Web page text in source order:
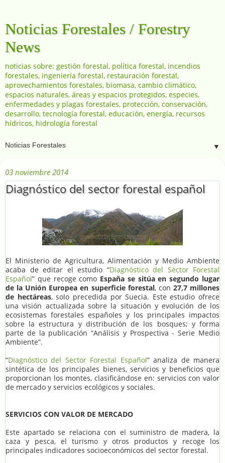
Noticias Forestales / Forestry
News
noticias sobre: gestión forestal, política forestal, incendios
forestales, ingeniería forestal, restauración forestal,
aprovechamientos forestales, biomasa, cambio climático,
espacios naturales, áreas y espacios protegidos, especies,
enfermedades y plagas forestales, protección, conservación,
desarrollo, tecnología forestal, educación, energía, recursos
hídricos, hidrología forestal
▼
03 noviembre 2014
Diagnóstico del sector forestal español
El Ministerio de Agricultura, Alimentación y Medio Ambiente
acaba de editar el estudio “Diagnóstico del Sector Forestal
Español” que recoge como España se sitúa en segundo lugar
de la Unión Europea en superficie forestal, con 27,7 millones
de hectáreas, solo precedida por Suecia. Este estudio ofrece
una visión actualizada sobre la situación y evolución de los
ecosistemas forestales españoles y los principales impactos
sobre la estructura y distribución de los bosques; y forma
parte de la publicación “Análisis y Prospectiva - Serie Medio
Ambiente”.
“Diagnóstico del Sector Forestal Español” analiza de manera
sintética de los principales bienes, servicios y beneficios que
proporcionan los montes, clasificándose en: servicios con valor
de mercado y servicios ecológicos y sociales.
SERVICIOS CON VALOR DE MERCADO
Este apartado se relaciona con el suministro de madera, la
caza y pesca, el turismo y otros productos y recoge los
principales indicadores socioeconómicos del sector forestal.